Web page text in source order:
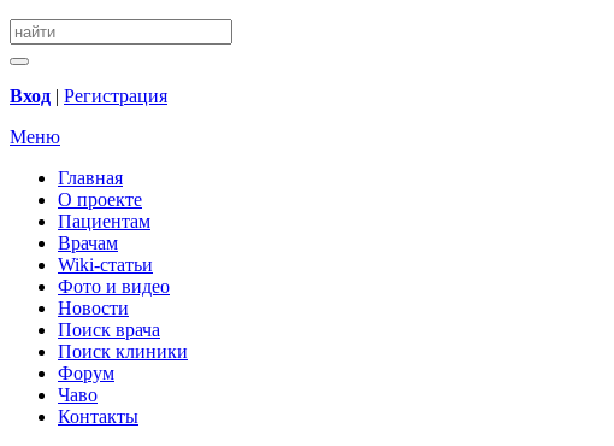
Вход | Регистрация
Меню
Главная
О проекте
Пациентам
Врачам
Wiki-статьи
Фото и видео
Новости
Поиск врача
Поиск клиники
Форум
Чаво
Контакты